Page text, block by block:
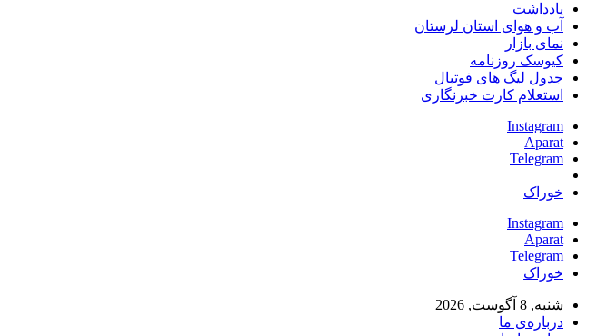
یادداشت
آب و هوای استان لرستان
نمای بازار
کیوسک روزنامه
جدول لیگ های فوتبال
استعلام کارت خبرنگاری
Instagram
Aparat
Telegram
خوراک
Instagram
Aparat
Telegram
خوراک
شنبه, 8 آگوست, 2026
درباره‌ی ما